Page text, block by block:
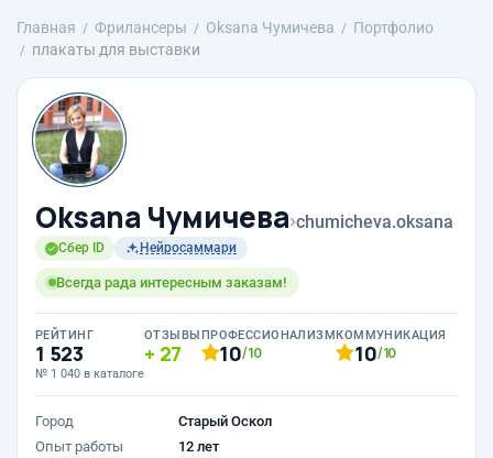
Главная Фрилансеры Oksana Чумичева
Портфолио
плакаты для выставки
Oksana Чумичева›chumicheva.oksana
Сбер ID Нейросаммари
Всегда рада интересным заказам!
РЕЙТИНГ
1 523
№ 1 040 в каталоге
ОТЗЫВЫ
27
ПРОФЕССИОНАЛИЗМ
10/10
КОММУНИКАЦИЯ
10/10
Город
Старый Оскол
Опыт работы
12 лет